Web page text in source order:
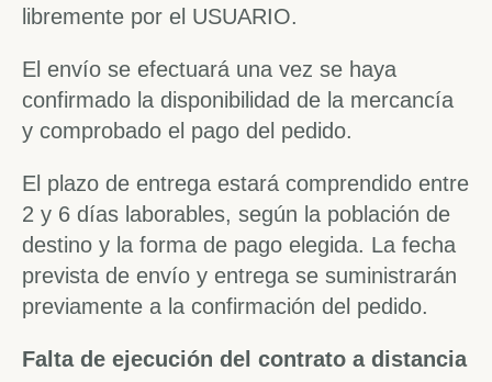
libremente por el USUARIO.
El envío se efectuará una vez se haya
confirmado la disponibilidad de la mercancía
y comprobado el pago del pedido.
El plazo de entrega estará comprendido entre
2 y 6 días laborables, según la población de
destino y la forma de pago elegida. La fecha
prevista de envío y entrega se suministrarán
previamente a la confirmación del pedido.
Falta de ejecución del contrato a distancia